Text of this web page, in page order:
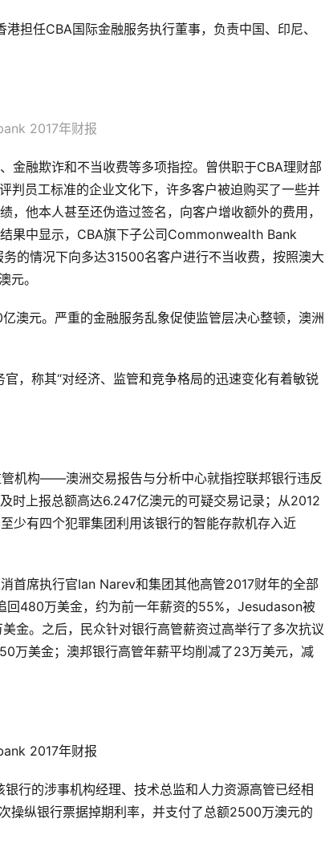
担任CBA国际金融服务执行董事，负责中国、印尼、
2017年财报
金融欺诈和不当收费等多项指控。曾供职于CBA理财部
判员工标准的企业文化下，许多客户被迫购买了一些并
他本人甚至还伪造过签名，向客户增收额外的费用，
果中显示，CBA旗下子公司Commonwealth Bank
的情况下向多达31500名客户进行不当收费，按照澳大
元。
澳元。严重的金融服务乱象促使监管层决心整顿，澳洲
，称其“对经济、监管和竞争格局的迅速变化有着敏锐
机构——澳洲交易报告与分析中心就指控联邦银行违反
时上报总额高达6.247亿澳元的可疑交易记录；从2012
少有四个犯罪集团利用该银行的智能存款机存入近
首席执行官Ian Narev和集团其他高管2017财年的全部
480万美金，约为前一年薪资的55%，Jesudason被
金。之后，民众针对银行高管薪资过高举行了多次抗议
万美金；澳邦银行高管年薪平均削减了23万美元，减
2017年财报
行的涉事机构经理、技术总监和人力资源高管已经相
操纵银行票据掉期利率，并支付了总额2500万澳元的